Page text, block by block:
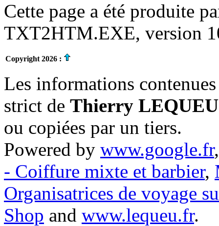
Cette page a été produite
TXT2HTM.EXE, version
Copyright 2026 :
Les informations
strict de Thierry LEQUEU
ou copiées par un tiers.
Powered by www.google.fr
- Coiffure mixte et barbier,
Organisatrices de voyage
Shop and www.lequeu.fr.